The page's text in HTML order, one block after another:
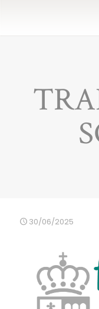
30/06/2025